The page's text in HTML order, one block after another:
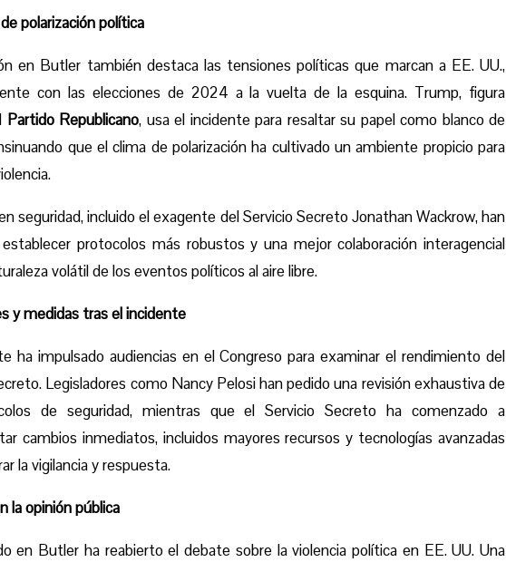
polarización política
en Butler también destaca las tensiones políticas que marcan a EE. UU.,
con las elecciones de 2024 a la vuelta de la esquina. Trump, figura
Partido Republicano, usa el incidente para resaltar su papel como blanco de
que el clima de polarización ha cultivado un ambiente propicio para
seguridad, incluido el exagente del Servicio Secreto Jonathan Wackrow, han
protocolos más robustos y una mejor colaboración interagencial
volátil de los eventos políticos al aire libre.
y medidas tras el incidente
ha impulsado audiencias en el Congreso para examinar el rendimiento del
Legisladores como Nancy Pelosi han pedido una revisión exhaustiva de
de seguridad, mientras que el Servicio Secreto ha comenzado a
cambios inmediatos, incluidos mayores recursos y tecnologías avanzadas
la vigilancia y respuesta.
la opinión pública
en Butler ha reabierto el debate sobre la violencia política en EE. UU. Una